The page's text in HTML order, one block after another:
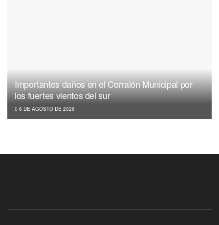
Importantes daños en el Corralón Municipal por
los fuertes vientos del sur
6 DE AGOSTO DE 2026